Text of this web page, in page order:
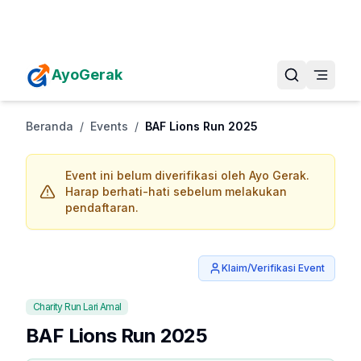
AyoGerak
Beranda / Events / BAF Lions Run 2025
Event ini belum diverifikasi oleh Ayo Gerak.
Harap berhati-hati sebelum melakukan
pendaftaran.
Klaim/Verifikasi Event
Charity Run Lari Amal
BAF Lions Run 2025